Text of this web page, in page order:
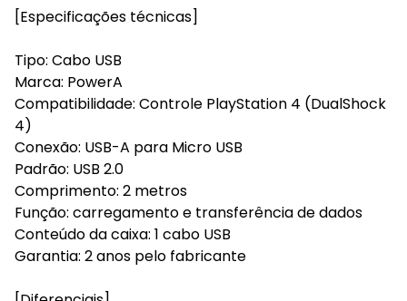
[Especificações técnicas]
Tipo: Cabo USB
Marca: PowerA
Compatibilidade: Controle PlayStation 4 (DualShock
4)
Conexão: USB-A para Micro USB
Padrão: USB 2.0
Comprimento: 2 metros
Função: carregamento e transferência de dados
Conteúdo da caixa: 1 cabo USB
Garantia: 2 anos pelo fabricante